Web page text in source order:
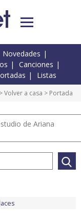
Novedades
Canciones
Listas
>Volver a casa > Portada
de Ariana